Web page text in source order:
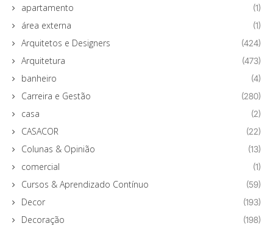
apartamento (1)
área externa (1)
Arquitetos e Designers (424)
Arquitetura (473)
banheiro (4)
Carreira e Gestão (280)
casa (2)
CASACOR (22)
Colunas & Opinião (13)
comercial (1)
Cursos & Aprendizado Contínuo (59)
Decor (193)
Decoração (198)